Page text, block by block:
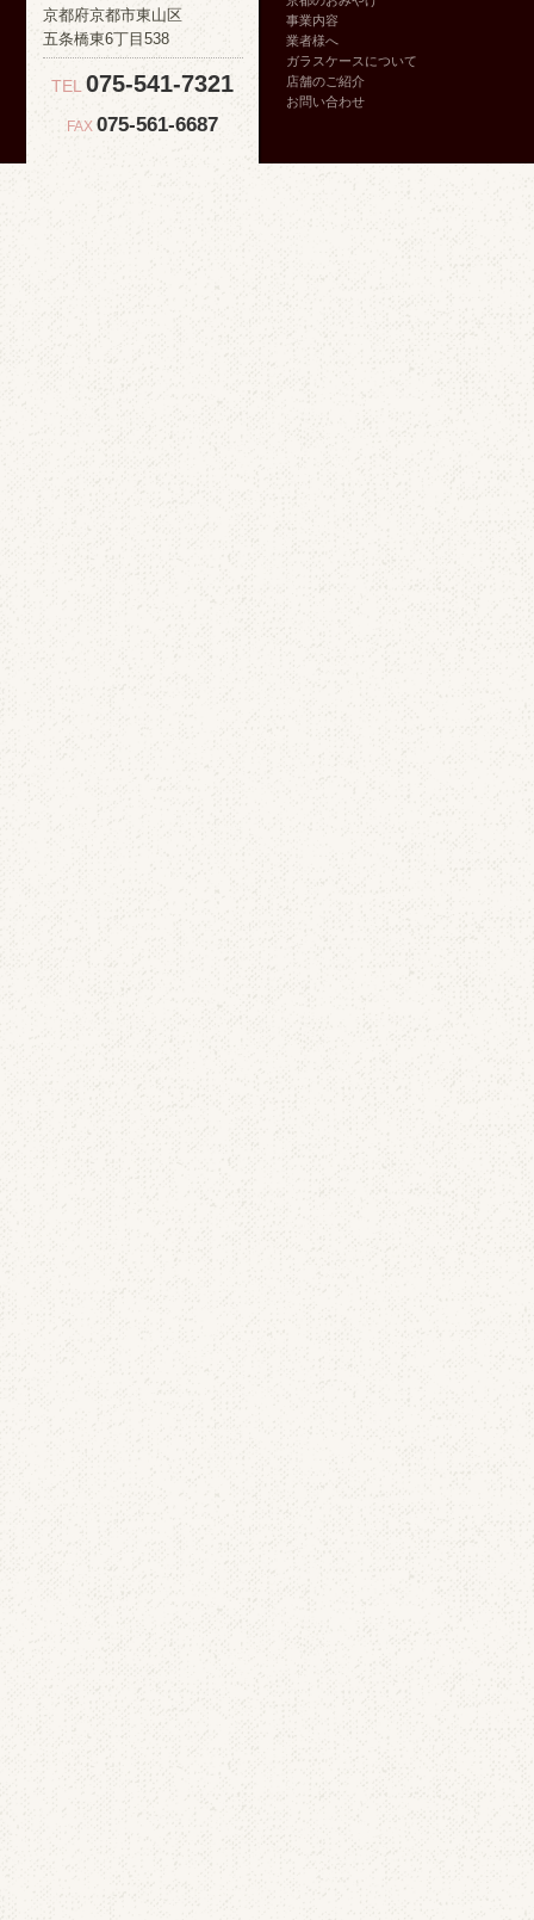
京都府京都市東山区
五条橋東6丁目538
TEL075-541-7321
FAX075-561-6687
事業内容
業者様へ
ガラスケースについて
店舗のご紹介
お問い合わせ